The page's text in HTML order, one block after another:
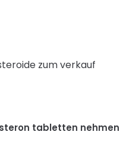
zum verkauf
tabletten nehmen